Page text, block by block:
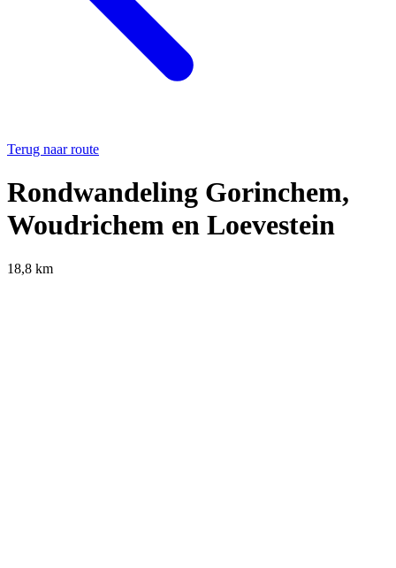
Terug naar route
Rondwandeling Gorinchem,
Woudrichem en Loevestein
18,8 km